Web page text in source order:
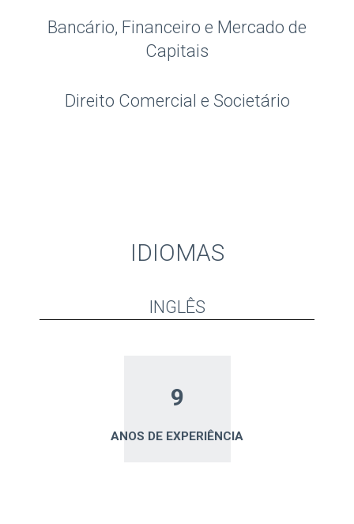
Bancário, Financeiro e Mercado de
Capitais
Direito Comercial e Societário
IDIOMAS
INGLÊS
9
ANOS DE EXPERIÊNCIA